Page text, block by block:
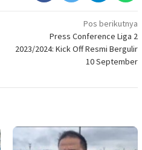
Pos berikutnya
Press Conference Liga 2
2023/2024: Kick Off Resmi Bergulir
10 September